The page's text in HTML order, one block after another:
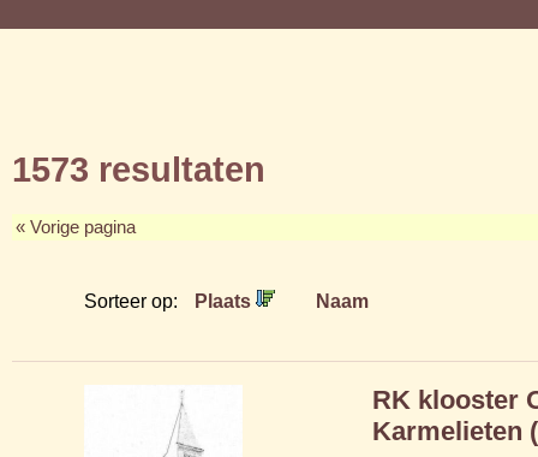
1573 resultaten
« Vorige pagina
Sorteer op: Plaats Naam
RK klooster
Karmelieten